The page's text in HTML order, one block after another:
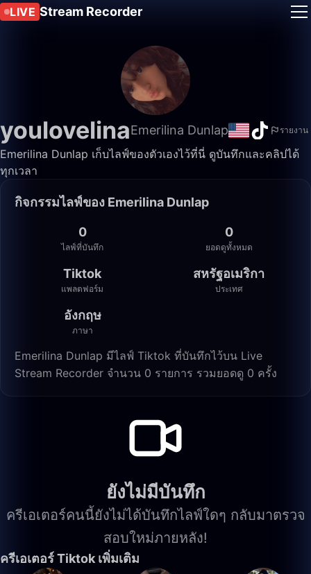
LIVE Stream Recorder
youlovelinaEmerilina Dunlap รายงาน
Emerilina Dunlap เก็บไลฟ์ของตัวเองไว้ที่นี่ ดูบันทึกและคลิปได้
ทุกเวลา
กิจกรรมไลฟ์ของ Emerilina Dunlap
0
ไลฟ์ที่บันทึก
0
ยอดดูทั้งหมด
Tiktok
แพลตฟอร์ม
สหรัฐอเมริกา
ประเทศ
อังกฤษ
ภาษา
Emerilina Dunlap มีไลฟ์ Tiktok ที่บันทึกไว้บน Live
Stream Recorder จำนวน 0 รายการ รวมยอดดู 0 ครั้ง
ยังไม่มีบันทึก
ครีเอเตอร์คนนี้ยังไม่ได้บันทึกไลฟ์ใดๆ กลับมาตรวจ
สอบใหม่ภายหลัง!
ครีเอเตอร์ Tiktok เพิ่มเติม